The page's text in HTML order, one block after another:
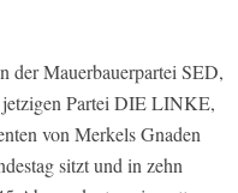
der Mauerbauerpartei SED,
jetzigen Partei DIE LINKE,
von Merkels Gnaden
sitzt und in zehn